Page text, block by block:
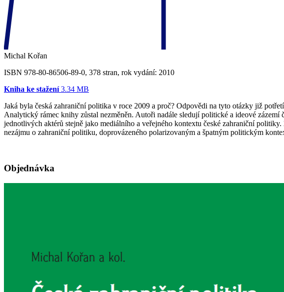
Michal Kořan
ISBN 978-80-86506-89-0, 378 stran, rok vydání: 2010
Kniha ke stažení 3.34 MB
Jaká byla česká zahraniční politika v roce 2009 a proč? Odpovědi na tyto otázky již
Analytický rámec knihy zůstal nezměněn. Autoři nadále sledují politické a ideové
jednotlivých aktérů stejně jako mediálního a veřejného kontextu české zahraniční
nezájmu o zahraniční politiku, doprovázeného polarizovaným a špatným politickým
Objednávka